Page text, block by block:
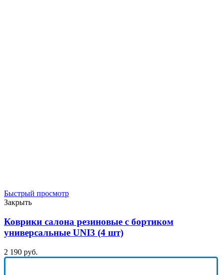
Быстрый просмотр
Закрыть
Коврики салона резиновые с бортиком
универсальные UNI3 (4 шт)
2 190 руб.